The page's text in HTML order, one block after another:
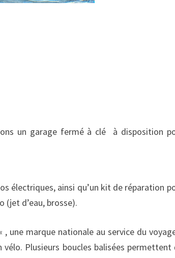
un garage fermé à clé à disposition
électriques, ainsi qu’un kit de réparation
d’eau, brosse).
, une marque nationale au service du
Plusieurs boucles balisées permettent